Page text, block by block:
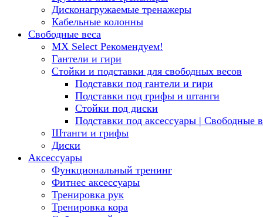
Дисконагружаемые тренажеры
Кабельные колонны
Свободные веса
MX Select Рекомендуем!
Гантели и гири
Стойки и подставки для свободных весов
Подставки под гантели и гири
Подставки под грифы и штанги
Стойки под диски
Подставки под аксессуары | Свободные
Штанги и грифы
Диски
Аксессуары
Функциональный тренинг
Фитнес аксессуары
Тренировка рук
Тренировка кора